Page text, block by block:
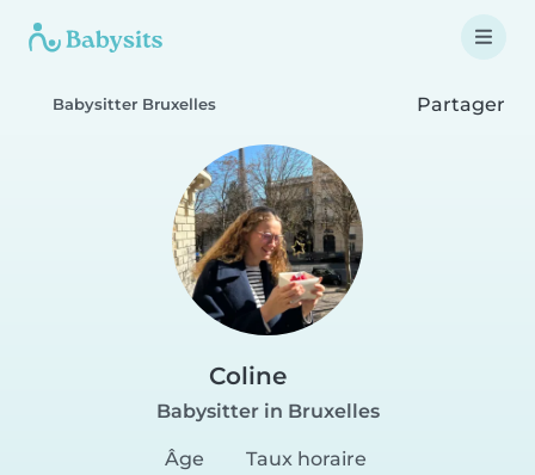
Babysitter Bruxelles Partager
Coline
Babysitter in Bruxelles
Âge
Taux horaire